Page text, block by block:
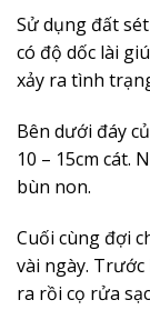
Sử dụng đất
có độ dốc lài
xảy ra tình
Bên dưới đáy
10 – 15cm cát.
bùn non.
Cuối cùng đợi
vài ngày.
ra rồi cọ rửa